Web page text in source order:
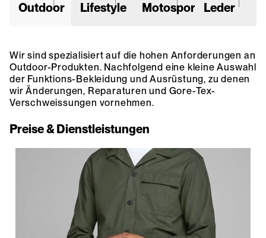
Outdoor Lifestyle Motosport Leder
Wir sind spezialisiert auf die hohen Anforderungen an
Outdoor-Produkten. Nachfolgend eine kleine Auswahl
der Funktions-Bekleidung und Ausrüstung, zu denen
wir Änderungen, Reparaturen und Gore-Tex-
Verschweissungen vornehmen.
Preise & Dienstleistungen